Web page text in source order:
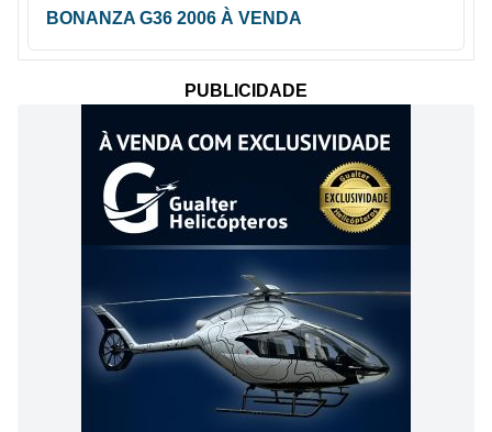
BONANZA G36 2006 À VENDA
PUBLICIDADE